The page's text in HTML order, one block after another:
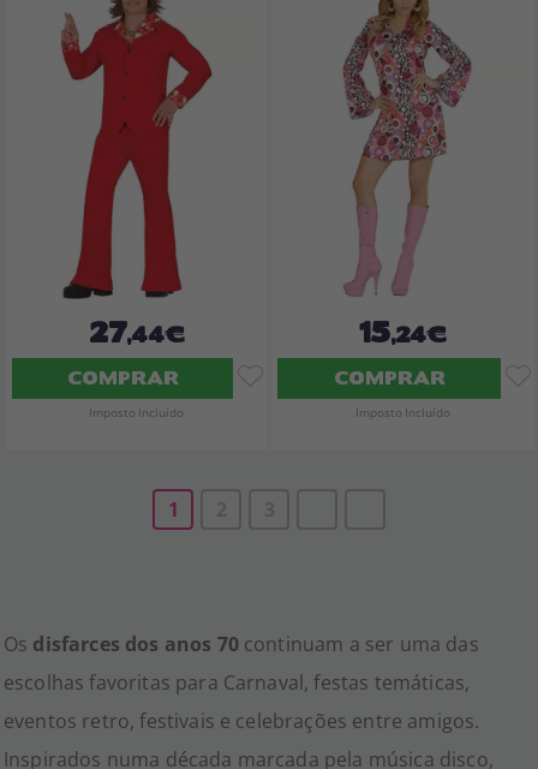
27,44€
COMPRAR
Imposto Incluído
15,24€
COMPRAR
Imposto Incluído
1
Os disfarces dos anos 70continuam a ser uma das
escolhas favoritas para Carnaval, festas temáticas,
eventos retro, festivais e celebrações entre amigos.
Inspirados numa década marcada pela música disco,